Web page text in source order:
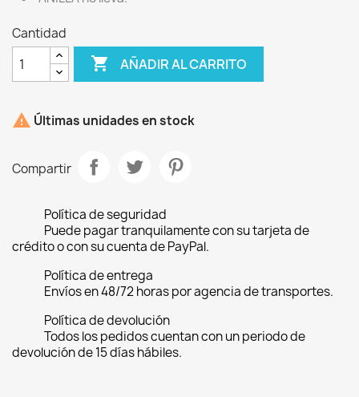
Cantidad
 AÑADIR AL CARRITO
 Últimas unidades en stock
Compartir
Política de seguridad
Puede pagar tranquilamente con su tarjeta de
crédito o con su cuenta de PayPal.
Política de entrega
Envíos en 48/72 horas por agencia de transportes.
Política de devolución
Todos los pedidos cuentan con un periodo de
devolución de 15 días hábiles.